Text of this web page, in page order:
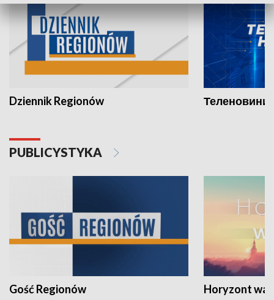
Dziennik Regionów Теленовини
PUBLICYSTYKA
Gość Regionów Horyzont